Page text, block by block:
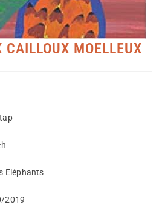
CAILLOUX MOELLEUX
Eléphants
2019